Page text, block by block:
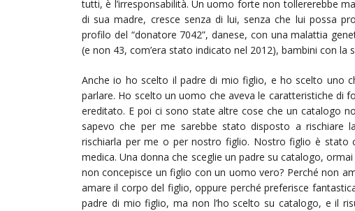
tutti, è l’irresponsabilità. Un uomo forte non tollererebbe
di sua madre, cresce senza di lui, senza che lui possa
profilo del “donatore 7042”, danese, con una malattia
(e non 43, com’era stato indicato nel 2012), bambini con la
Anche io ho scelto il padre di mio figlio, e ho scelto uno
parlare. Ho scelto un uomo che aveva le caratteristiche di
ereditato. E poi ci sono state altre cose che un catalogo
sapevo che per me sarebbe stato disposto a rischiare
rischiarla per me o per nostro figlio. Nostro figlio è stato
medica. Una donna che sceglie un padre su catalogo,
non concepisce un figlio con un uomo vero? Perché non
amare il corpo del figlio, oppure perché preferisce
padre di mio figlio, ma non l’ho scelto su catalogo, e il